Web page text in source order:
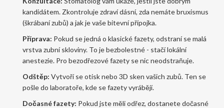
kandidátem. Zkontroluje zdraví dásní, zda nemáte bruxismus
(škrábaní zubů) a jak je vaše bitevní přípojka.
Příprava: Pokud se jedná o klasické fazety, odstraní se malá
vrstva zubní skloviny. To je bezbolestné - stačí lokální
anestezie. Pro bezodřezové fazety se nic neodstraňuje.
Odštěp: Vytvoří se otisk nebo 3D sken vašich zubů. Ten se
pošle do laboratoře, kde se fazety vyrábějí.
Dočasné fazety: Pokud jste měli odřez, dostanete dočasné